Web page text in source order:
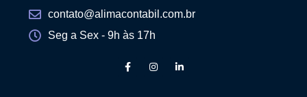
contato@alimacontabil.com.br
Seg a Sex - 9h às 17h